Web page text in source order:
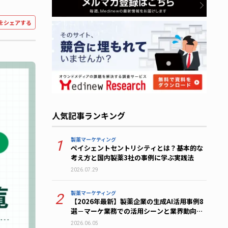
シェアする
人気記事ランキング
1 製薬マーケティング
ペイシェントセントリシティとは？基本的な
考え方と国内製薬3社の事例に学ぶ実践法
2026.07.29
2 製薬マーケティング
【2026年最新】製薬企業の生成AI活用事例8
選－マーケ業務での活用シーンと業界動向を
解説
2026.06.05